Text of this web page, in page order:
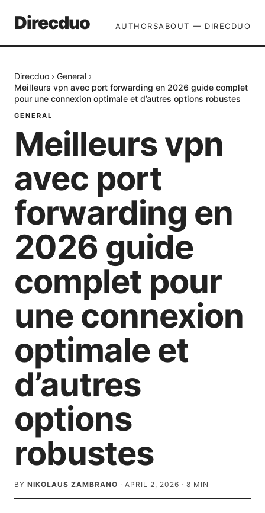
Direcduo AUTHORSABOUT — DIRECDUO
Direcduo › General ›
Meilleurs vpn avec port forwarding en 2026 guide complet
pour une connexion optimale et d’autres options robustes
GENERAL
Meilleurs vpn
avec port
forwarding en
2026 guide
complet pour
une connexion
optimale et
d’autres
options
robustes
BY NIKOLAUS ZAMBRANO · APRIL 2, 2026 · 8 MIN